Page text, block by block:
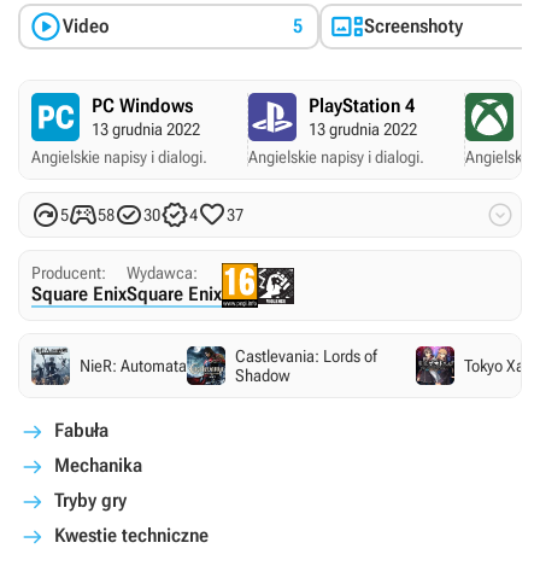
Video 5 Screenshoty
PC Windows
13 grudnia 2022
Angielskie napisy i dialogi.
PlayStation 4
13 grudnia 2022
Angielskie napisy i dialogi.
Angielskie
55830437 
Producent:
Square Enix
Wydawca:
Square Enix
NieR: Automata
Castlevania: Lords of
Shadow
Tokyo
Fabuła
Mechanika
Tryby gry
Kwestie techniczne